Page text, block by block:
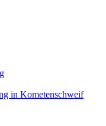
in Kometenschweif